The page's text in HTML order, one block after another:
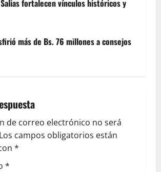
Salias fortalecen vínculos históricos y
más de Bs. 76 millones a consejos
de correo electrónico no será
Los campos obligatorios están
*
*